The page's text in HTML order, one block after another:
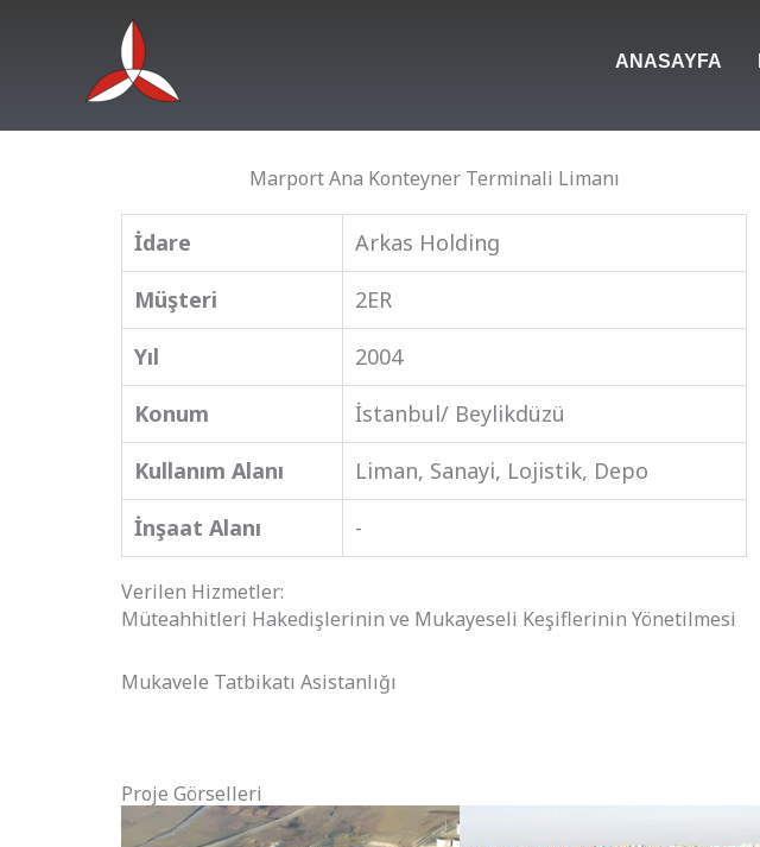
ANASAYFA
Marport Ana Konteyner Terminali Limanı
İdare
Arkas Holding
Müşteri
2ER
Yıl
2004
Konum
İstanbul/ Beylikdüzü
Kullanım Alanı
Liman, Sanayi, Lojistik, Depo
İnşaat Alanı
-
Verilen Hizmetler:
Müteahhitleri Hakedişlerinin ve Mukayeseli Keşiflerinin Yönetilmesi
Mukavele Tatbikatı Asistanlığı
Proje Görselleri